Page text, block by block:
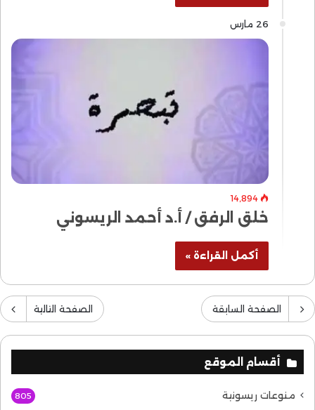
26 مارس
14٬894
خلق الرفق / أ.د أحمد الريسوني
أكمل القراءة »
الصفحة السابقة الصفحة التالية
أقسام الموقع
منوعات ريسونية 805